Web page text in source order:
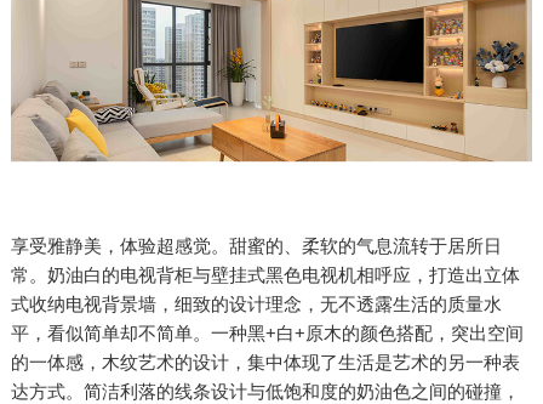
享受雅静美，体验超感觉。甜蜜的、柔软的气息流转于居所日
常。奶油白的电视背柜与壁挂式黑色电视机相呼应，打造出立体
式收纳电视背景墙，细致的设计理念，无不透露生活的质量水
平，看似简单却不简单。一种黑+白+原木的颜色搭配，突出空间
的一体感，木纹艺术的设计，集中体现了生活是艺术的另一种表
达方式。简洁利落的线条设计与低饱和度的奶油色之间的碰撞，